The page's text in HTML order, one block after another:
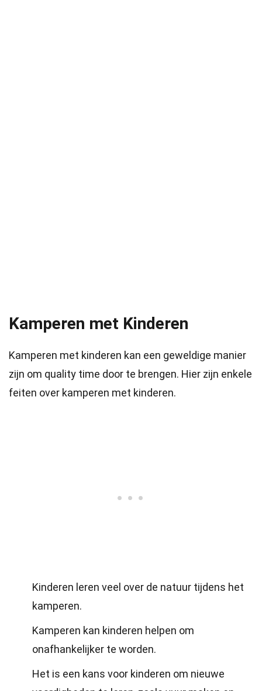
Kamperen met Kinderen
Kamperen met kinderen kan een geweldige manier
zijn om quality time door te brengen. Hier zijn enkele
feiten over kamperen met kinderen.
Kinderen leren veel over de natuur tijdens het
kamperen.
Kamperen kan kinderen helpen om
onafhankelijker te worden.
Het is een kans voor kinderen om nieuwe